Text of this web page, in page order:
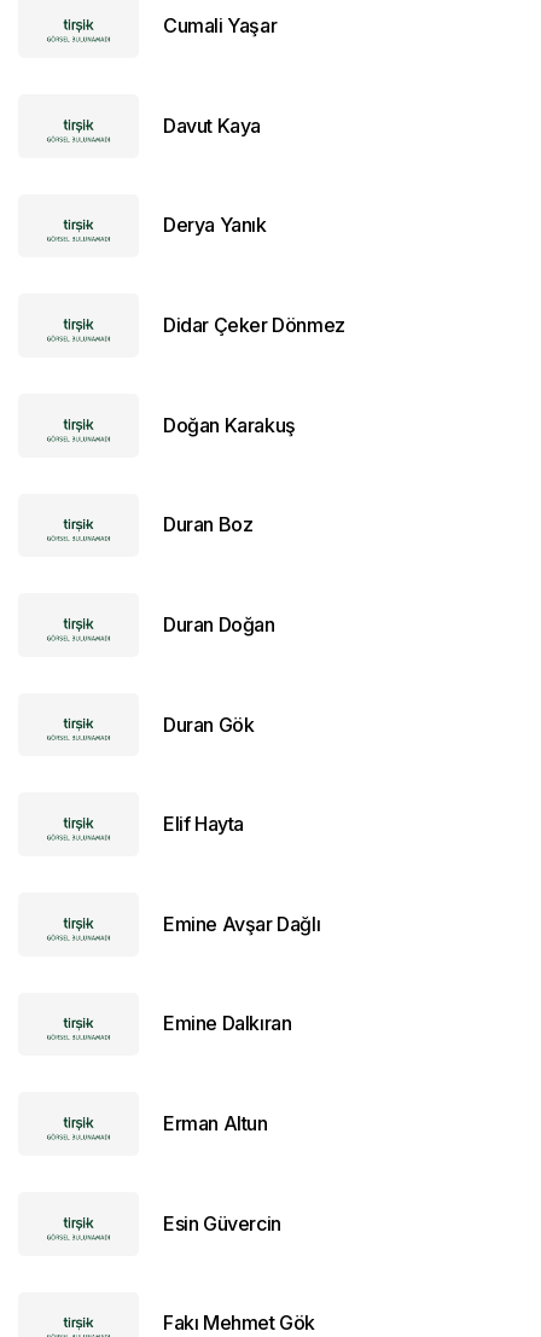
Cumali Yaşar
Davut Kaya
Derya Yanık
Didar Çeker Dönmez
Doğan Karakuş
Duran Boz
Duran Doğan
Duran Gök
Elif Hayta
Emine Avşar Dağlı
Emine Dalkıran
Erman Altun
Esin Güvercin
Fakı Mehmet Gök